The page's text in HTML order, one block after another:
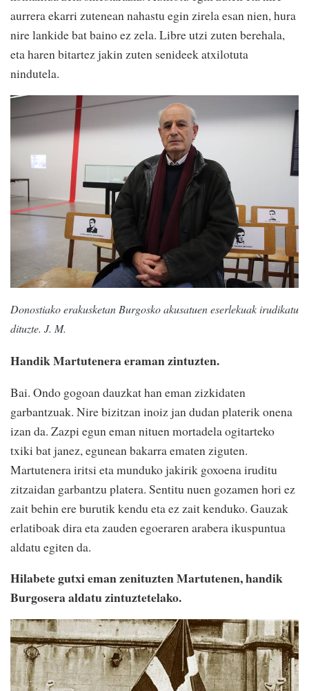
aurrera ekarri zutenean nahastu egin zirela esan nien, hura
nire lankide bat baino ez zela. Libre utzi zuten berehala,
eta haren bitartez jakin zuten senideek atxilotuta
nindutela.
Donostiako erakusketan Burgosko akusatuen eserlekuak irudikatu
dituzte. J. M.
Handik Martutenera eraman zintuzten.
Bai. Ondo gogoan dauzkat han eman zizkidaten
garbantzuak. Nire bizitzan inoiz jan dudan platerik onena
izan da. Zazpi egun eman nituen mortadela ogitarteko
txiki bat janez, egunean bakarra ematen ziguten.
Martutenera iritsi eta munduko jakirik goxoena iruditu
zitzaidan garbantzu platera. Sentitu nuen gozamen hori ez
zait behin ere burutik kendu eta ez zait kenduko. Gauzak
erlatiboak dira eta zauden egoeraren arabera ikuspuntua
aldatu egiten da.
Hilabete gutxi eman zenituzten Martutenen, handik
Burgosera aldatu zintuztetelako.